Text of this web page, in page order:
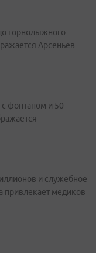
горнолыжного
Арсеньев
фонтаном и 50
и служебное
привлекает медиков